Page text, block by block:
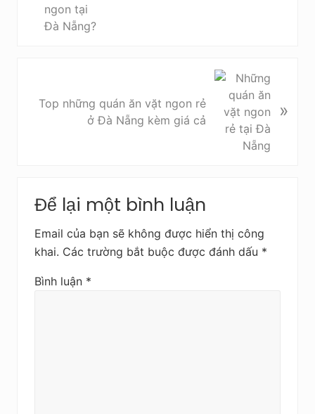
Top những quán ăn vặt ngon rẻ
ở Đà Nẵng kèm giá cả
»
Reader
Interactions
Để lại một bình luận
Email của bạn sẽ không được hiển thị công
khai. Các trường bắt buộc được đánh dấu *
Bình luận *